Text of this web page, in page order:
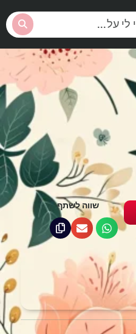
שווה לשתף